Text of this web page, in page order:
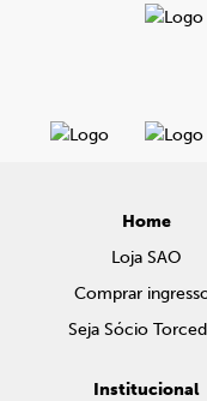
Home
Loja SAO
Comprar
Seja Sócio
Institucional